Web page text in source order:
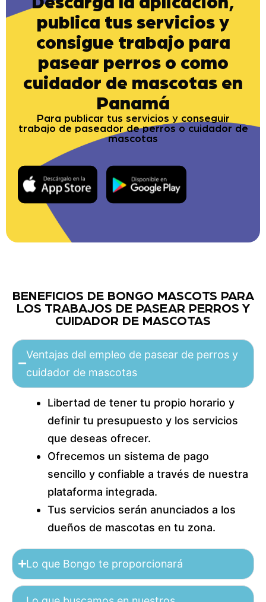
publica tus servicios y
consigue trabajo para
pasear perros o como
cuidador de mascotas en
Panamá
Para publicar tus servicios y conseguir
trabajo de paseador de perros o cuidador de
mascotas
BENEFICIOS DE BONGO MASCOTS PARA
LOS TRABAJOS DE PASEAR PERROS Y
CUIDADOR DE MASCOTAS
Ventajas del empleo de pasear de perros y
cuidador de mascotas
Libertad de tener tu propio horario y
definir tu presupuesto y los servicios
que deseas ofrecer.
Ofrecemos un sistema de pago
sencillo y confiable a través de nuestra
plataforma integrada.
Tus servicios serán anunciados a los
dueños de mascotas en tu zona.
Lo que Bongo te proporcionará